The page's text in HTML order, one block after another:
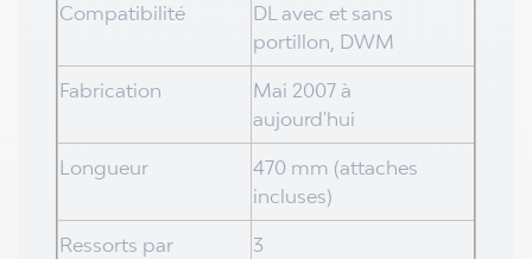
Compatibilité
DL avec et sans
portillon, DWM
Fabrication
Mai 2007 à
aujourd'hui
Longueur
470 mm (attaches
incluses)
Ressorts par
3